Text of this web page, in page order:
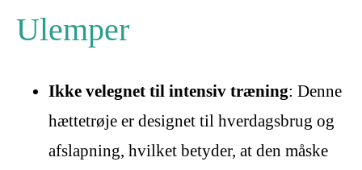
Ulemper
Ikke velegnet til intensiv træning: Denne
hættetrøje er designet til hverdagsbrug og
afslapning, hvilket betyder, at den måske